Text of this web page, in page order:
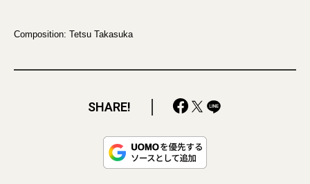
Composition: Tetsu Takasuka
SHARE!